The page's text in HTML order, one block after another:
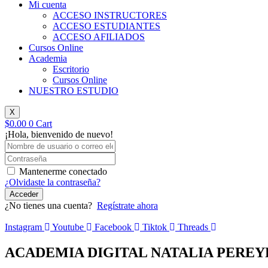
Mi cuenta
ACCESO INSTRUCTORES
ACCESO ESTUDIANTES
ACCESO AFILIADOS
Cursos Online
Academia
Escritorio
Cursos Online
NUESTRO ESTUDIO
X
$0.00 0 Cart
¡Hola, bienvenido de nuevo!
Mantenerme conectado
¿Olvidaste la contraseña?
Acceder
¿No tienes una cuenta? Regístrate ahora
Instagram Youtube Facebook Tiktok Threads
ACADEMIA DIGITAL NATALIA